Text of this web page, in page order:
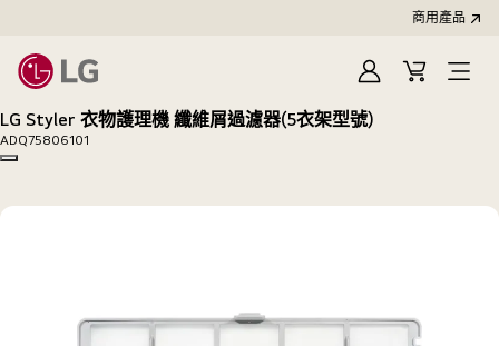
商用產品
登
入
購
LG Styler 衣物護理機 纖維屑過濾器(5衣架型號)
ADQ75806101
Copy model name